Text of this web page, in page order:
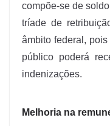
compõe-se de
tríade de
âmbito federal,
público poderá
indenizações.
Melhoria na